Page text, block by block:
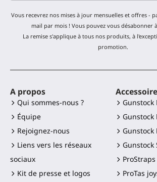
Vous recevrez nos mises à jour mensuelles et offres -
mail par mois ! Vous pouvez vous désabonner
La remise s'applique à tous nos produits, à
promotion.
A propos
Qui sommes-nous ?
Équipe
Rejoignez-nous
Liens vers les réseaux
sociaux
Kit de presse et logos
Gunstock
Gunstock
Gunstock
Gunstock
ProTas